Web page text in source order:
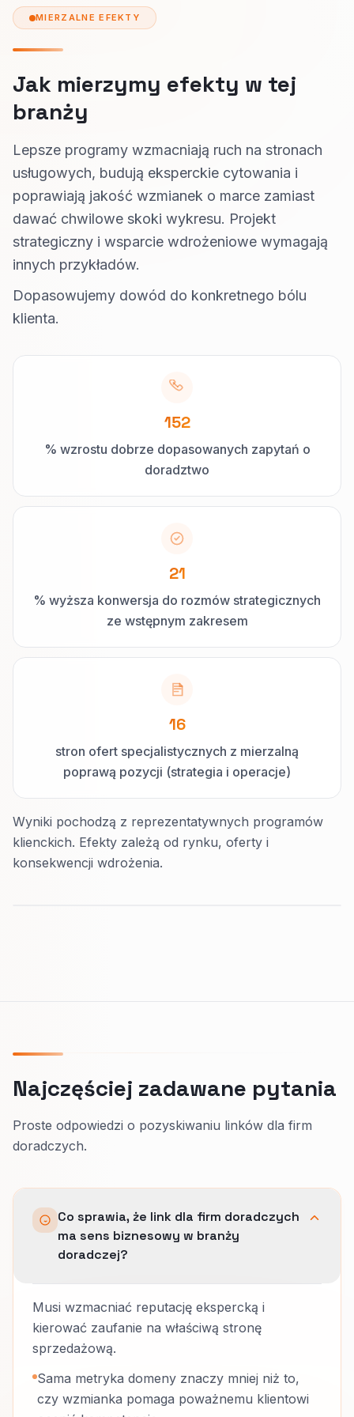
MIERZALNE EFEKTY
Jak mierzymy efekty w tej
branży
Lepsze programy wzmacniają ruch na stronach
usługowych, budują eksperckie cytowania i
poprawiają jakość wzmianek o marce zamiast
dawać chwilowe skoki wykresu. Projekt
strategiczny i wsparcie wdrożeniowe wymagają
innych przykładów.
Dopasowujemy dowód do konkretnego bólu
klienta.
152
% wzrostu dobrze dopasowanych zapytań o
doradztwo
21
% wyższa konwersja do rozmów strategicznych
ze wstępnym zakresem
16
stron ofert specjalistycznych z mierzalną
poprawą pozycji (strategia i operacje)
Wyniki pochodzą z reprezentatywnych programów
klienckich. Efekty zależą od rynku, oferty i
konsekwencji wdrożenia.
Najczęściej zadawane pytania
Proste odpowiedzi o pozyskiwaniu linków dla firm
doradczych.
Co sprawia, że link dla firm doradczych
ma sens biznesowy w branży
doradczej?
Musi wzmacniać reputację ekspercką i
kierować zaufanie na właściwą stronę
sprzedażową.
Sama metryka domeny znaczy mniej niż to,
czy wzmianka pomaga poważnemu klientowi